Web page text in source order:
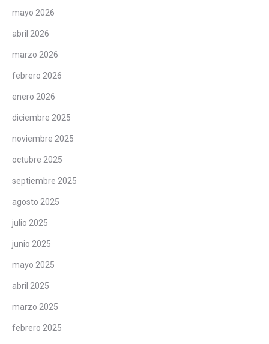
mayo 2026
abril 2026
marzo 2026
febrero 2026
enero 2026
diciembre 2025
noviembre 2025
octubre 2025
septiembre 2025
agosto 2025
julio 2025
junio 2025
mayo 2025
abril 2025
marzo 2025
febrero 2025